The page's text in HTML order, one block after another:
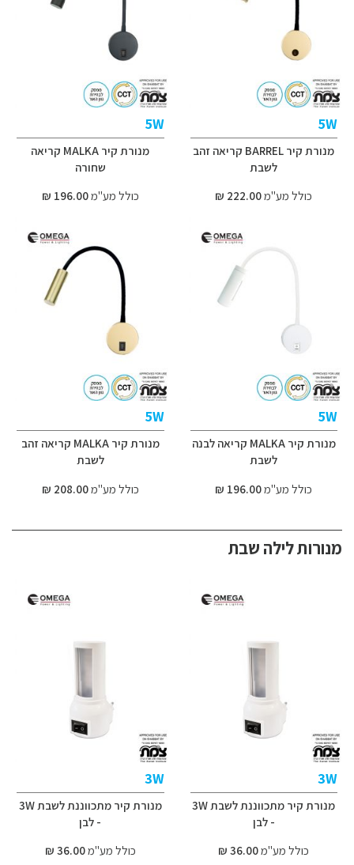
5W
מנורת קיר BARREL קריאה זהב
לשבת
כולל מע"מ222.00 ₪
5W
מנורת קיר MALKA קריאה
שחורה
כולל מע"מ196.00 ₪
5W
מנורת קיר MALKA קריאה לבנה
לשבת
כולל מע"מ196.00 ₪
5W
מנורת קיר MALKA קריאה זהב
לשבת
כולל מע"מ208.00 ₪
מנורות לילה שבת
3W
מנורת קיר מתכווננת לשבת 3W
- לבן
כולל מע"מ36.00 ₪
3W
מנורת קיר מתכווננת לשבת 3W
- לבן
כולל מע"מ36.00 ₪